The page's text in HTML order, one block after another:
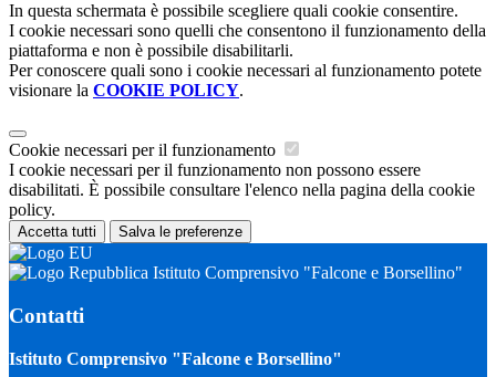
In questa schermata è possibile scegliere quali cookie consentire.
I cookie necessari sono quelli che consentono il funzionamento della
piattaforma e non è possibile disabilitarli.
Per conoscere quali sono i cookie necessari al funzionamento potete
visionare la COOKIE POLICY.
Cookie necessari per il funzionamento
I cookie necessari per il funzionamento non possono essere
disabilitati. È possibile consultare l'elenco nella pagina della cookie
policy.
Accetta tutti Salva le preferenze
Istituto Comprensivo "Falcone e Borsellino"
Contatti
Istituto Comprensivo "Falcone e Borsellino"